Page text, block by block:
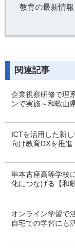
教育の最新情
関連記事
企業視察研修で理
ンで実施～和歌山
ICTを活用した新
向け教育DXを推進
串本古座高等学校
化につなげる【和
オンライン学習で
自宅での学習にも